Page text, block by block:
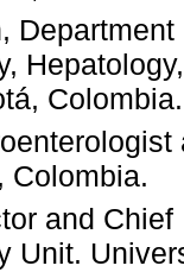
Colombia.
Colombia.
and
Unit.